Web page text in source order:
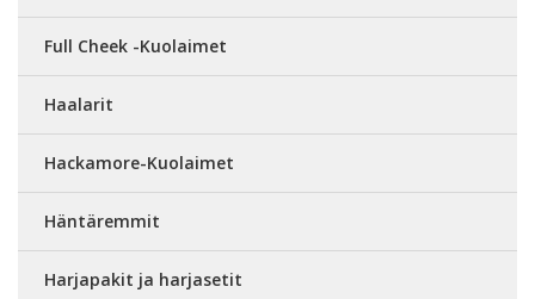
Full Cheek -Kuolaimet
Haalarit
Hackamore-Kuolaimet
Häntäremmit
Harjapakit ja harjasetit